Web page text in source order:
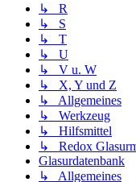
↳ R
↳ S
↳ T
↳ U
↳ V u. W
↳ X, Y und Z
↳ Allgemeines
↳ Werkzeug
↳ Hilfsmittel
↳ Redox
Glasurdatenbank
↳ Allgemeines